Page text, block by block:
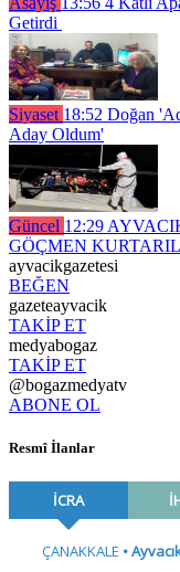
Getirdi
Siyaset 18:52 Doğan
Aday Oldum'
Güncel 12:29
GÖÇMEN
ayvacikgazetesi
BEĞEN
gazeteayvacik
TAKİP ET
medyabogaz
TAKİP ET
@bogazmedyatv
ABONE OL
Resmî İlanlar